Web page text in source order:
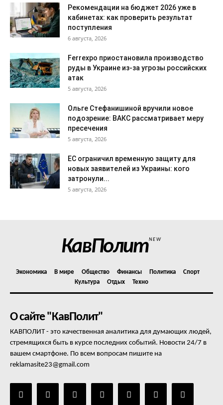
Рекомендации на бюджет 2026 уже в
кабинетах: как проверить результат
поступления
6 августа, 2026
Ferrexpo приостановила производство
руды в Украине из-за угрозы российских
атак
5 августа, 2026
Ольге Стефанишиной вручили новое
подозрение: ВАКС рассматривает меру
пресечения
5 августа, 2026
ЕС ограничил временную защиту для
новых заявителей из Украины: кого
затронули...
5 августа, 2026
КавПолитNEW
Экономика В мире Общество Финансы Политика
Спорт
Культура
Отдых Техно
О сайте "КавПолит"
КАВПОЛИТ - это качественная аналитика для думающих людей,
стремящихся быть в курсе последних событий. Новости 24/7 в
вашем смартфоне. По всем вопросам пишите на
reklamasite23@gmail.com